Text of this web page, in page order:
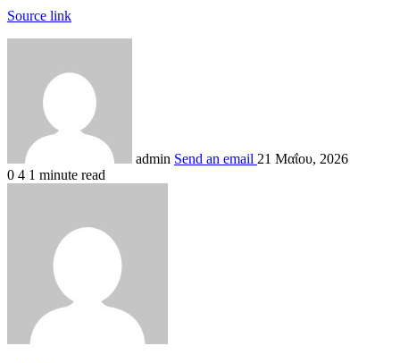
Source link
admin Send an email 21 Μαΐου, 2026
0 4 1 minute read